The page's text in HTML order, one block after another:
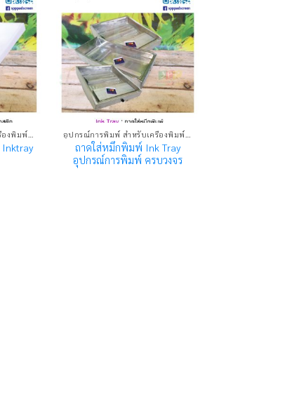
ถาดใส่หมึกพิมพ์ Ink Tray
อุปกรณ์การพิมพ์ ครบวงจร